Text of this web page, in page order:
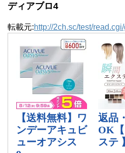
ディアブロ4
転載元:http://2ch.sc/test/